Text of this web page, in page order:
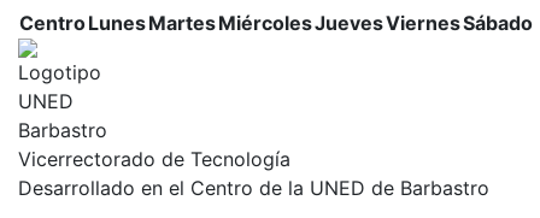
CentroLunesMartesMiércolesJuevesViernesSábado
Vicerrectorado de Tecnología
Desarrollado en el Centro de la UNED de Barbastro